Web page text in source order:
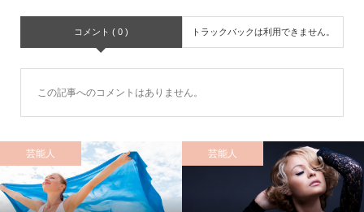
コメント ( 0 ) トラックバックは利用できません。
この記事へのコメントはありません。
芸能人 芸能人